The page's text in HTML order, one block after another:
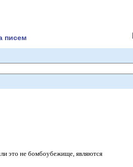
писем
это не бомбоубежище, являются